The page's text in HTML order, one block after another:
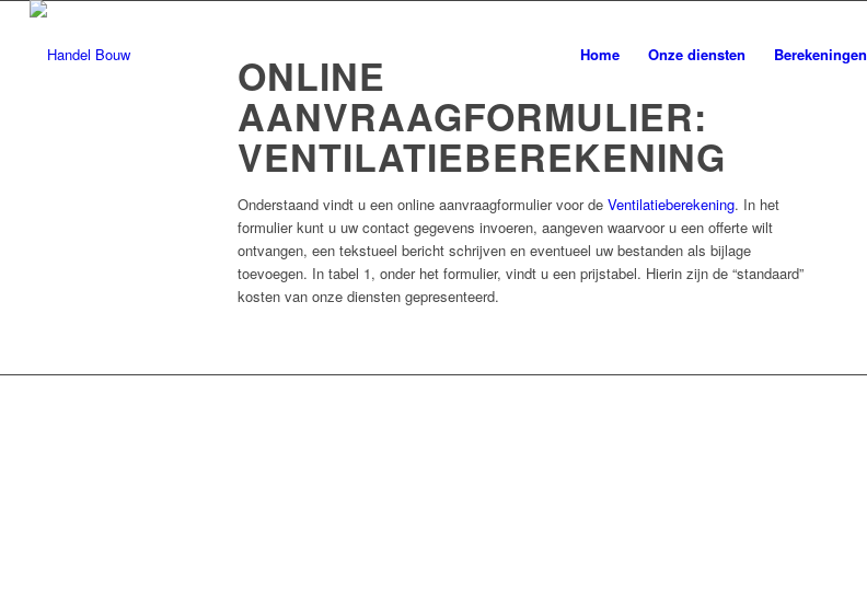
Home Onze diensten Berekeningen
ONLINE
AANVRAAGFORMULIER:
VENTILATIEBEREKENING
Onderstaand vindt u een online aanvraagformulier voor de Ventilatieberekening. In het
formulier kunt u uw contact gegevens invoeren, aangeven waarvoor u een offerte wilt
ontvangen, een tekstueel bericht schrijven en eventueel uw bestanden als bijlage
toevoegen. In tabel 1, onder het formulier, vindt u een prijstabel. Hierin zijn de “standaard”
kosten van onze diensten gepresenteerd.